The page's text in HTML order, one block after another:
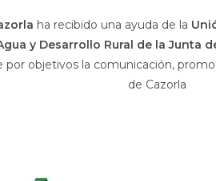
ha recibido una ayuda de la
y Desarrollo Rural de la Junta
por objetivos la comunicación,
de Cazorla